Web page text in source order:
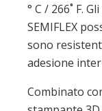
° C / 266˚ F.
SEMIFLEX
sono
adesione
Combinato